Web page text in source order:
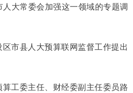
大常委会加强这一领域的专题调
市县人大预算联网监督工作提出
工委主任、财经委副主任委员路